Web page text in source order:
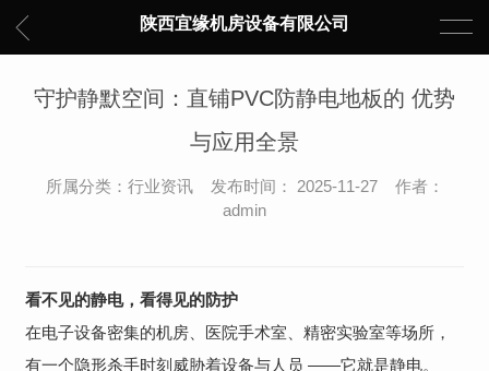
陕西宜缘机房设备有限公司
守护静默空间：直铺PVC防静电地板的 优势
与应用全景
所属分类：行业资讯 发布时间： 2025-11-27 作者：
admin
看不见的静电，看得见的防护
在电子设备密集的机房、医院手术室、精密实验室等场所，
有一个隐形杀手时刻威胁着设备与人员 ——它就是静电。